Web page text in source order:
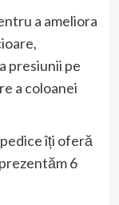
a ameliora
presiunii pe
a coloanei
îți oferă
6